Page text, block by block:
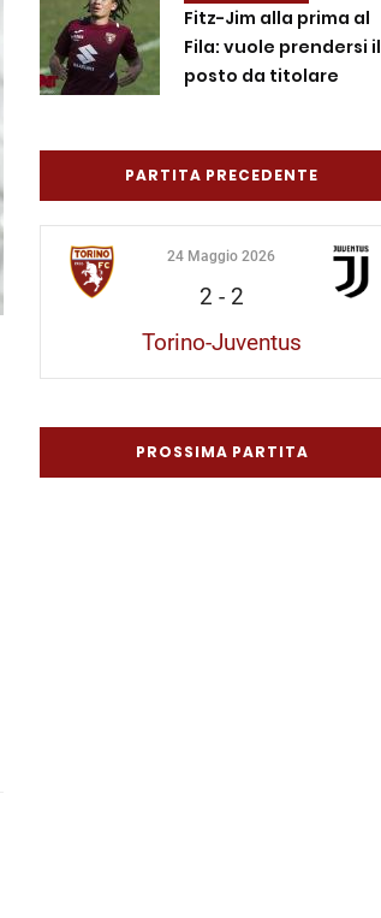
Fitz-Jim alla prima al
Fila: vuole prendersi il
posto da titolare
PARTITA PRECEDENTE
24 Maggio 2026
2 - 2
Torino-Juventus
PROSSIMA PARTITA